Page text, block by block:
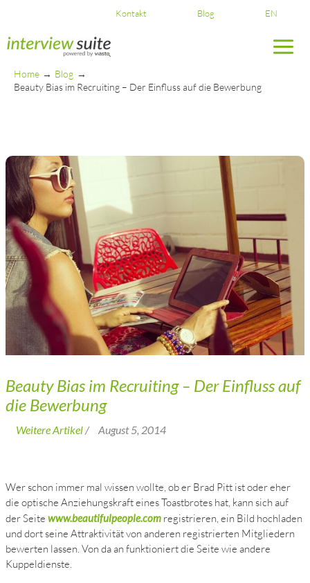
content
Kontakt Blog EN
Home
Blog
Beauty Bias im Recruiting – Der Einfluss auf die Bewerbung
Beauty Bias im Recruiting – Der Einfluss auf
die Bewerbung
Weitere Artikel/ August 5, 2014
Wer schon immer mal wissen wollte, ob er Brad Pitt ist oder eher
die optische Anziehungskraft eines Toastbrotes hat, kann sich auf
der Seitewww.beautifulpeople.com registrieren, ein Bild hochladen
und dort seine Attraktivität von anderen registrierten Mitgliedern
bewerten lassen. Von da an funktioniert die Seite wie andere
Kuppeldienste.